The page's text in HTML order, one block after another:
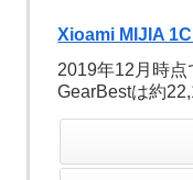
Xioami MIJIA
2019年12月時点
GearBestは約